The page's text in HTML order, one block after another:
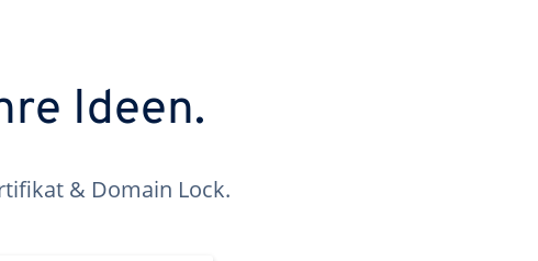
Ideen.
& Domain Lock.